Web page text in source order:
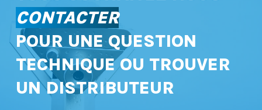
CONTACTER
POUR UNE QUESTION
TECHNIQUE OU TROUVER
UN DISTRIBUTEUR